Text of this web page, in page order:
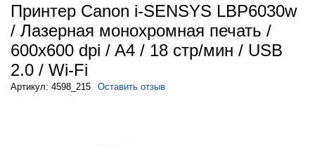
Принтер Canon i-SENSYS LBP6030w
/ Лазерная монохромная печать /
600x600 dpi / A4 / 18 стр/мин / USB
2.0 / Wi-Fi
Артикул: 4598_215 Оставить отзыв